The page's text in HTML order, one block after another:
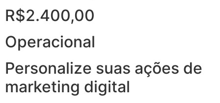
R$2.400,00
Operacional
Personalize suas ações de
marketing digital